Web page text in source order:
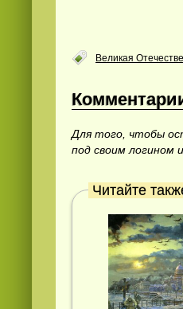
Великая
Для того, чтобы
под своим логином
Читайте